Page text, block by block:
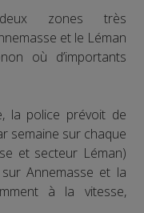
zones très
et le Léman
où d’importants
la police prévoit de
semaine sur chaque
et secteur Léman)
Annemasse et la
à la vitesse,